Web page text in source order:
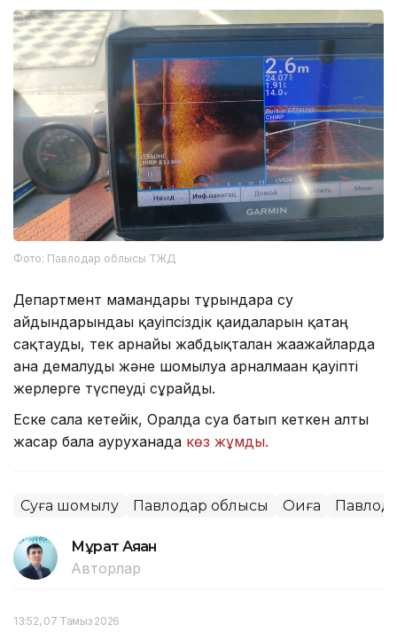
Фото: Павлодар облысы ТЖД
Департмент мамандары тұрғындарға су
айдындарындағы қауіпсіздік қағидаларын қатаң
сақтауды, тек арнайы жабдықталған жағажайларда
ғана демалуды және шомылуға арналмаған қауіпті
жерлерге түспеуді сұрайды.
Еске сала кетейік, Оралда суға батып кеткен алты
жасар бала ауруханада көз жұмды.
Суға шомылу Павлодар облысы Оқиға
Мұрат Аяған
Авторлар
13:52, 07 Тамыз 2026